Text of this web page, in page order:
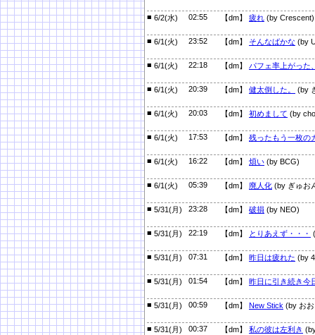
■ 6/2(水) 02:55 【dm】 疲れ (by Crescent)
■ 6/1(火) 23:52 【dm】 そんなばかな (by
■ 6/1(火) 22:18 【dm】 パフェ率上がった
■ 6/1(火) 20:39 【dm】 健太倒した。 (by
■ 6/1(火) 20:03 【dm】 初めまして (by
■ 6/1(火) 17:53 【dm】 残ったもう一枚の
■ 6/1(火) 16:22 【dm】 煩い (by BCG)
■ 6/1(火) 05:39 【dm】 廃人化 (by ぎゅお
■ 5/31(月) 23:28 【dm】 破損 (by NEO)
■ 5/31(月) 22:19 【dm】 とりあえず・・・
■ 5/31(月) 07:31 【dm】 昨日は疲れた (by
■ 5/31(月) 01:54 【dm】 昨日に引き続き今
■ 5/31(月) 00:59 【dm】 New Stick (by お
■ 5/31(月) 00:37 【dm】 私の彼は左利き